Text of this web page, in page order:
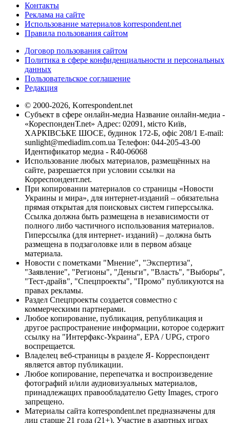
Контакты
Реклама на сайте
Использование материалов korrespondent.net
Правила пользования сайтом
Договор пользования сайтом
Политика в сфере конфиденциальности и персональных
данных
Пользовательское соглашение
Редакция
© 2000-2026, Korrespondent.net
Субъект в сфере онлайн-медиа Название онлайн-медиа -
«КореспонденТ.net» Адрес: 02091, місто Київ,
ХАРКІВСЬКЕ ШОСЕ, будинок 172-Б, офіс 208/1 E-mail:
sunlight@mediadim.com.ua Телефон: 044-205-43-00
Идентификатор медиа - R40-06068
Использование любых материалов, размещённых на
сайте, разрешается при условии ссылки на
Корреспондент.net.
При копировании материалов со страницы «Новости
Украины и мира», для интернет-изданий – обязательна
прямая открытая для поисковых систем гиперссылка.
Ссылка должна быть размещена в независимости от
полного либо частичного использования материалов.
Гиперссылка (для интернет- изданий) – должна быть
размещена в подзаголовке или в первом абзаце
материала.
Новости с пометками "Мнение", "Экспертиза",
"Заявление", "Регионы", "Деньги", "Власть", "Выборы",
"Тест-драйв", "Спецпроекты", "Промо" публикуются на
правах рекламы.
Раздел Спецпроекты создается совместно с
коммерческими партнерами.
Любое копирование, публикация, републикация и
другое распространение информации, которое содержит
ссылку на "Интерфакс-Украина", EPA / UPG, строго
воспрещается.
Владелец веб-страницы в разделе Я- Корреспондент
является автор публикации.
Любое копирование, перепечатка и воспроизведение
фотографий и/или аудиовизуальных материалов,
принадлежащих правообладателю Getty Images, строго
запрещено.
Материалы сайта korrespondent.net предназначены для
лиц старше 21 года (21+). Участие в азартных играх